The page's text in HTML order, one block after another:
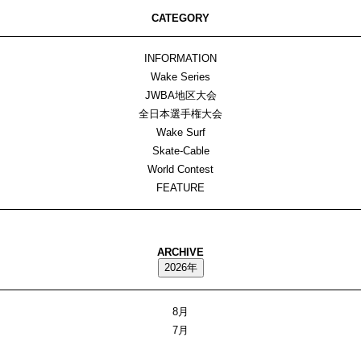
CATEGORY
INFORMATION
Wake Series
JWBA地区大会
全日本選手権大会
Wake Surf
Skate-Cable
World Contest
FEATURE
ARCHIVE
2026年
8月
7月